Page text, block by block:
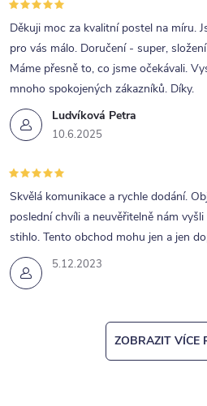
Ludvíková Petra
10.6.2025
Děkuji moc za kvalitní postel na míru.
pro vás málo. Doručení - super,
Máme přesně to, co jsme očekávali.
mnoho spokojených zákazníků. Díky.
5.12.2023
Skvělá komunikace a rychle dodání.
poslední chvíli a neuvěřitelně nám
stihlo. Tento obchod mohu jen a jen
ZOBRAZIT VÍCE